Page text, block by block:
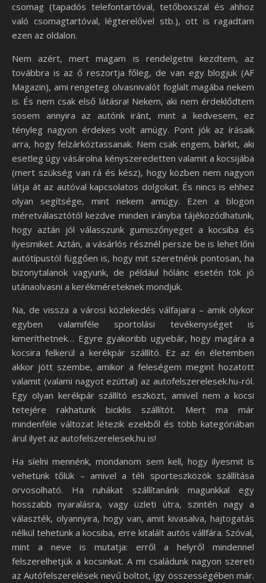
csomag (tapadós telefontartóval, tetőboxszal és ahhoz
való csomagtartóval, légterelővel stb.), ott is ragadtam
ezen az oldalon.
Nem azért, mert magam is rendelgetni kezdtem, az
továbbra is az ő reszortja főleg, de van egy blogjuk (AF
Magazin), ami rengeteg olvasnivalót foglalt magába nekem
is. És nem csak első látásra! Nekem, aki nem érdeklődtem
sosem annyira az autónk iránt, mint a kedvesem, ez
tényleg nagyon érdekes volt amúgy. Pont jók az írásaik
arra, hogy felzárkóztassanak. Nem csak engem, bárkit, aki
esetleg úgy vásárolna kényszeredetten valamit a kocsijába
(mert szükség van rá és kész), hogy közben nem nagyon
látja át az autóval kapcsolatos dolgokat. És nincs is ehhez
olyan segítsége, mint nekem amúgy. Ezen a blogon
méretválasztótól kezdve minden irányba tájékozódhatunk,
hogy aztán jól válasszunk gumiszőnyeget a kocsiba és
ilyesmiket. Aztán, a vásárlós résznél persze be is lehet lőni
autótípustól függően is, hogy mit szeretnénk pontosan, ha
bizonytalanok vagyunk, de például hólánc esetén tök jó
utánaolvasni a kerékméreteknek mondjuk.
Na, de vissza a városi közlekedés válfajaira – amik olykor
egyben valamiféle sportolási tevékenységet is
kimeríthetnek… Egyre gyakoribb ugyebár, hogy magára a
kocsira felkerül a kerékpár szállító. Ez az én életemben
akkor jött szembe, amikor a feleségem megint hozatott
valamit (valami nagyot ezúttal) az autofelszerelesek.hu-ról.
Egy olyan kerékpár szállító eszközt, amivel nem a kocsi
tetejére rakhatunk biciklis szállítót. Mert ma már
mindenféle változat létezik ezekből és több kategóriában
árul ilyet az autofelszerelesek.hu is!
Ha síelni mennénk, mondanom sem kell, hogy ilyesmit is
vehetünk tőlük – amivel a téli sporteszközök szállítása
orvosolható. Ha ruhákat szállítanánk magunkkal egy
hosszabb nyaralásra, vagy üzleti útra, szintén nagy a
választék, olyannyira, hogy van, amit kivasalva, hajtogatás
nélkül tehetünk a kocsiba, erre kitalált autós vállfára. Szóval,
mint a neve is mutatja: erről a helyről mindennel
felszerelhetjük a kocsinkat. A mi családunk nagyon szereti
az Autófelszerelések nevű boltot, így összességében már.